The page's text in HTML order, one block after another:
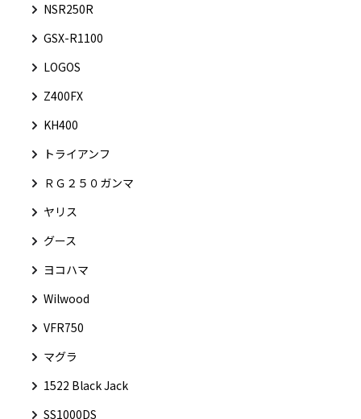
NSR250R
GSX-R1100
LOGOS
Z400FX
KH400
トライアンフ
ＲＧ２５０ガンマ
ヤリス
グース
ヨコハマ
Wilwood
VFR750
マグラ
1522 Black Jack
SS1000DS